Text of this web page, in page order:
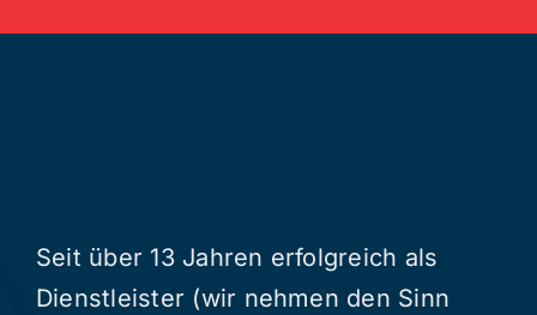
Seit über 13 Jahren erfolgreich als
Dienstleister (wir nehmen den Sinn